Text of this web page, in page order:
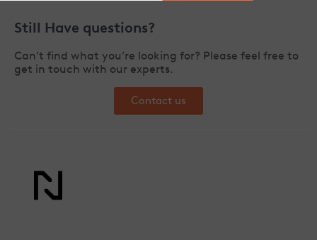
Still Have questions?
Can’t find what you’re looking for? Please feel free to
get in touch with our experts.
Contact us